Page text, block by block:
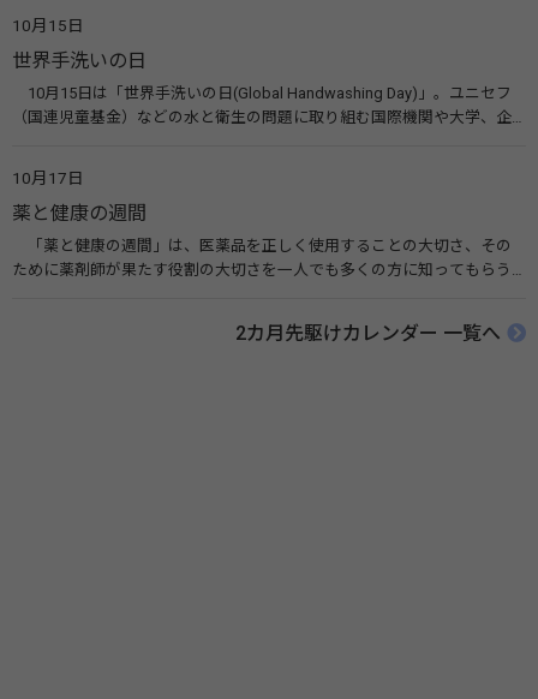
す。 関連リンク 世界メンタルヘルスデー（厚生労働省） 働く人のメンタ
ルヘルス・ポータルサイト「こころの耳」（厚生労働省）
10月15日
世界手洗いの日
10月15日は「世界手洗いの日(Global Handwashing Day)」。ユニセフ
（国連児童基金）などの水と衛生の問題に取り組む国際機関や大学、企
10月17日
薬と健康の週間
「薬と健康の週間」は、医薬品を正しく使用することの大切さ、その
ために薬剤師が果たす役割の大切さを一人でも多くの方に知ってもらう
伝えたい！薬との付き合い方」（保健指導リソースガイド）
2カ月先駆けカレンダー 一覧へ